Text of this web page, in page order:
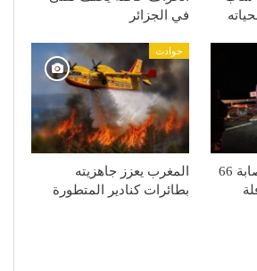
في الجزائر
مصرع 12 شخصا وإصابة 66
حوادث
المغرب يعزز جاهزيته
بطائرات كنادير المتطورة